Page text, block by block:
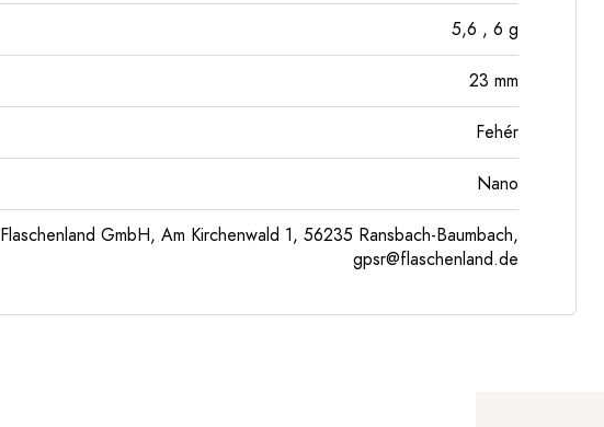
5,6 , 6 g
23 mm
Fehér
Nano
Flaschenland GmbH, Am Kirchenwald 1, 56235 Ransbach-Baumbach,
gpsr@flaschenland.de